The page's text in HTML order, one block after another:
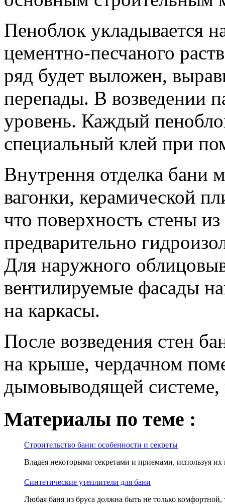
Пеноблок укладывается
цементно-песчаного
ряд будет выложен,
перепады. В возведении
уровень. Каждый
специальный клей при
Внутрення отделка бани
вагонки, керамической
что поверхность стены
предварительно
Для наружного
вентилируемые фасады
на каркасы.
После возведения стен
на крыше, чердачном
дымовыводящей
Материалы по теме :
Строительство бани: особенности и секреты
Владея некоторыми секретами и приемами, используя
Синтетические утеплители для бани
Любая баня из бруса должна быть не только